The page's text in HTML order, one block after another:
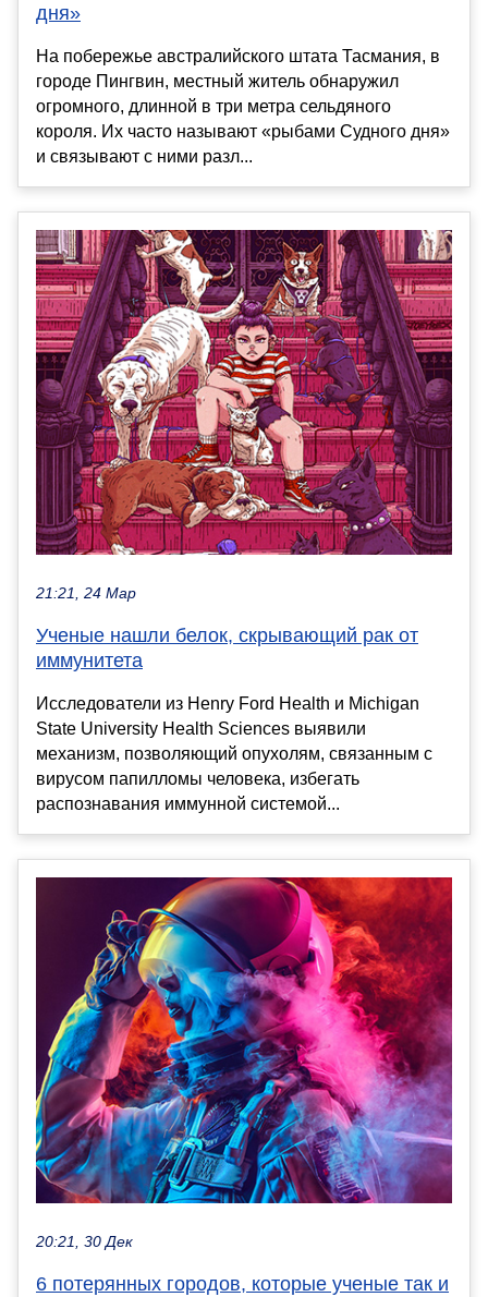
дня»
На побережье австралийского штата Тасмания, в
городе Пингвин, местный житель обнаружил
огромного, длинной в три метра сельдяного
короля. Их часто называют «рыбами Судного дня»
и связывают с ними разл...
21:21, 24 Мар
Ученые нашли белок, скрывающий рак от
иммунитета
Исследователи из Henry Ford Health и Michigan
State University Health Sciences выявили
механизм, позволяющий опухолям, связанным с
вирусом папилломы человека, избегать
распознавания иммунной системой...
20:21, 30 Дек
6 потерянных городов, которые ученые так и